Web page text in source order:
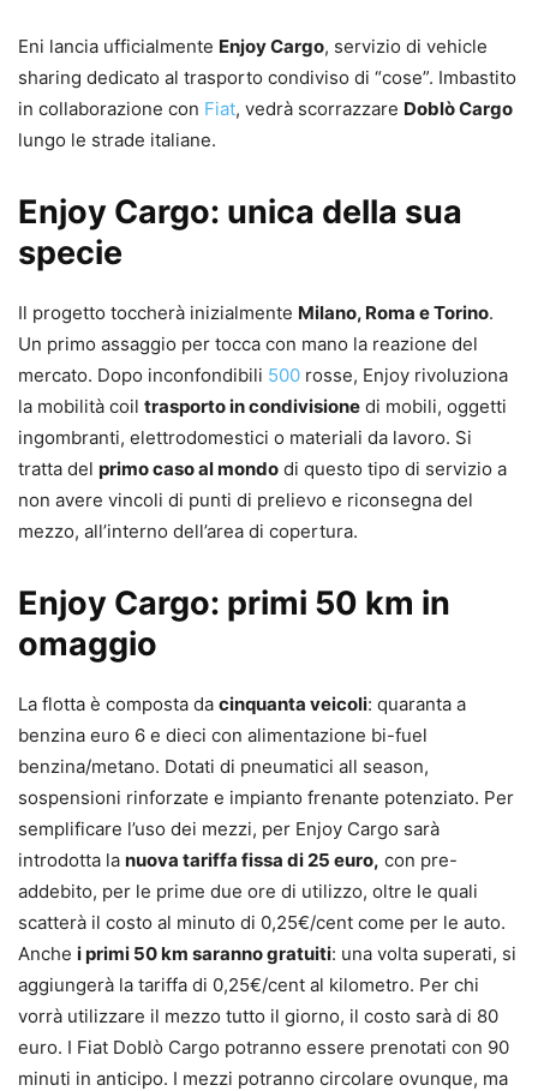
Eni lancia ufficialmente Enjoy Cargo, servizio di vehicle
sharing dedicato al trasporto condiviso di “cose”. Imbastito
in collaborazione con Fiat, vedrà scorrazzare Doblò Cargo
lungo le strade italiane.
Enjoy Cargo: unica della sua
specie
Il progetto toccherà inizialmente Milano, Roma e Torino.
Un primo assaggio per tocca con mano la reazione del
mercato. Dopo inconfondibili 500 rosse, Enjoy rivoluziona
la mobilità coil trasporto in condivisione di mobili, oggetti
ingombranti, elettrodomestici o materiali da lavoro. Si
tratta del primo caso al mondo di questo tipo di servizio a
non avere vincoli di punti di prelievo e riconsegna del
mezzo, all’interno dell’area di copertura.
Enjoy Cargo: primi 50 km in
omaggio
La flotta è composta da cinquanta veicoli: quaranta a
benzina euro 6 e dieci con alimentazione bi-fuel
benzina/metano. Dotati di pneumatici all season,
sospensioni rinforzate e impianto frenante potenziato. Per
semplificare l’uso dei mezzi, per Enjoy Cargo sarà
introdotta la nuova tariffa fissa di 25 euro, con pre-
addebito, per le prime due ore di utilizzo, oltre le quali
scatterà il costo al minuto di 0,25€/cent come per le auto.
Anche i primi 50 km saranno gratuiti: una volta superati, si
aggiungerà la tariffa di 0,25€/cent al kilometro. Per chi
vorrà utilizzare il mezzo tutto il giorno, il costo sarà di 80
euro. I Fiat Doblò Cargo potranno essere prenotati con 90
minuti in anticipo. I mezzi potranno circolare ovunque, ma